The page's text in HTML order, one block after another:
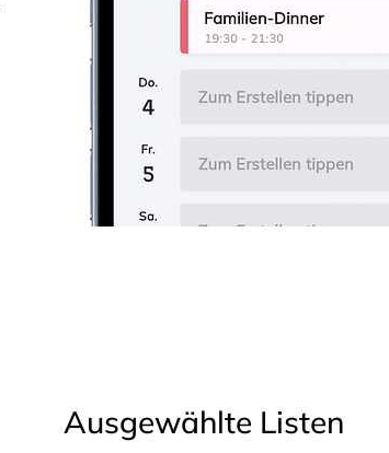
Ausgewählte Listen